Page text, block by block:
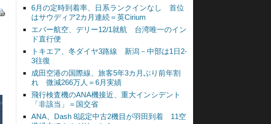
6月の定時到着率、日系ランクインなし 首位
はサウディア2カ月連続＝英Cirium
エバー航空、デリー12/1就航 台湾唯一のイン
ド直行便
トキエア、冬ダイヤ3路線 新潟－中部は1日2-
3往復
成田空港の国際線、旅客5年3カ月ぶり前年割
れ 微減266万人＝6月実績
飛行検査機のANA機接近、重大インシデント
「非該当」＝国交省
ANA、Dash 8認定中古2機目が羽田到着 11空